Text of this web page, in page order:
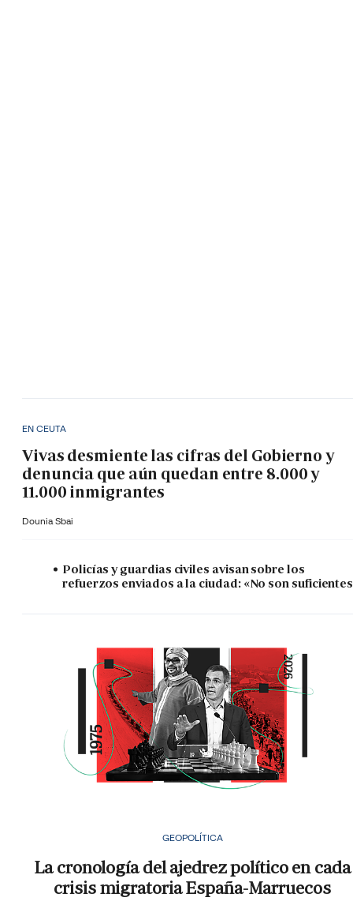
EN CEUTA
Vivas desmiente las cifras del Gobierno y
denuncia que aún quedan entre 8.000 y
11.000 inmigrantes
Dounia Sbai
Policías y guardias civiles avisan sobre los
refuerzos enviados a la ciudad: «No son
GEOPOLÍTICA
La cronología del ajedrez político en cada
crisis migratoria España-Marruecos